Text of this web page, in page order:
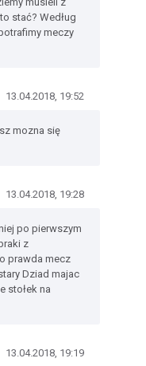
stać? Według
meczy
13.04.2018, 19:52
mozna się
13.04.2018, 19:28
po pierwszym
z
prawda mecz
Dziad majac
stołek na
13.04.2018, 19:19